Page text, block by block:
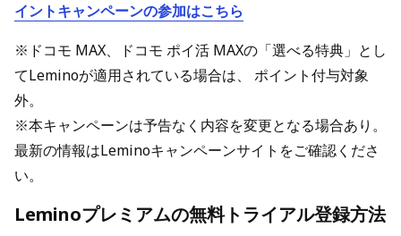
イントキャンペーンの参加はこちら
※ドコモ MAX、ドコモ ポイ活 MAXの「選べる特典」とし
てLeminoが適用されている場合は、 ポイント付与対象
外。
※本キャンペーンは予告なく内容を変更となる場合あり。
最新の情報はLeminoキャンペーンサイトをご確認くださ
い。
Leminoプレミアムの無料トライアル登録方法